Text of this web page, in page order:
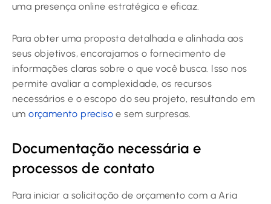
uma presença online estratégica e eficaz.
Para obter uma proposta detalhada e alinhada aos
seus objetivos, encorajamos o fornecimento de
informações claras sobre o que você busca. Isso nos
permite avaliar a complexidade, os recursos
necessários e o escopo do seu projeto, resultando em
umorçamento preciso e sem surpresas.
Documentação necessária e
processos de contato
Para iniciar a solicitação de orçamento com a Aria